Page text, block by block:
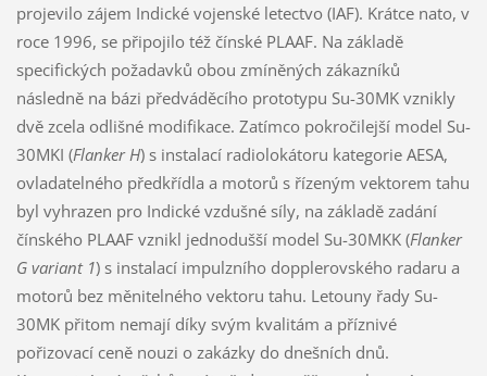
projevilo zájem Indické vojenské letectvo (IAF). Krátce nato, v
roce 1996, se připojilo též čínské PLAAF. Na základě
specifických požadavků obou zmíněných zákazníků
následně na bázi předváděcího prototypu Su-30MK vznikly
dvě zcela odlišné modifikace. Zatímco pokročilejší model Su-
30MKI (Flanker H) s instalací radiolokátoru kategorie AESA,
ovladatelného předkřídla a motorů s řízeným vektorem tahu
byl vyhrazen pro Indické vzdušné síly, na základě zadání
čínského PLAAF vznikl jednodušší model Su-30MKK (Flanker
G variant 1) s instalací impulzního dopplerovského radaru a
motorů bez měnitelného vektoru tahu. Letouny řady Su-
30MK přitom nemají díky svým kvalitám a příznivé
pořizovací ceně nouzi o zakázky do dnešních dnů.